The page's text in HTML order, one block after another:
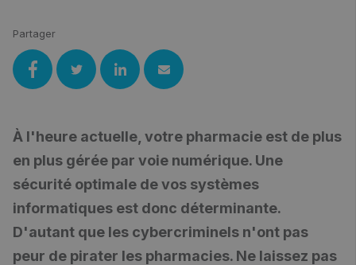
Partager
À l'heure actuelle, votre pharmacie est de plus
en plus gérée par voie numérique. Une
sécurité optimale de vos systèmes
informatiques est donc déterminante.
D'autant que les cybercriminels n'ont pas
peur de pirater les pharmacies. Ne laissez pas